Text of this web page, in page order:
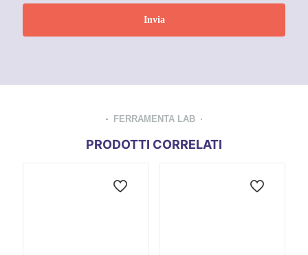
FERRAMENTA LAB
PRODOTTI CORRELATI